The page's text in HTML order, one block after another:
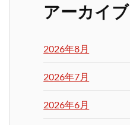
アーカイブ
2026年8月
2026年7月
2026年6月